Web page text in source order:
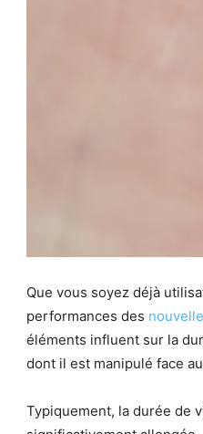
Que vous soyez déjà
performances des
éléments influent sur la
dont il est manipulé face
Typiquement, la durée de